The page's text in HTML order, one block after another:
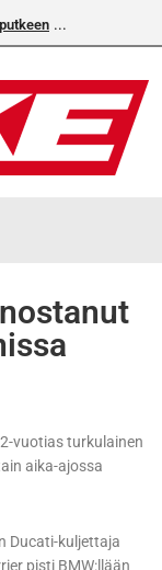
vuotias turkulainen
aika-ajossa
Ducati-kuljettaja
pisti BMW:llään